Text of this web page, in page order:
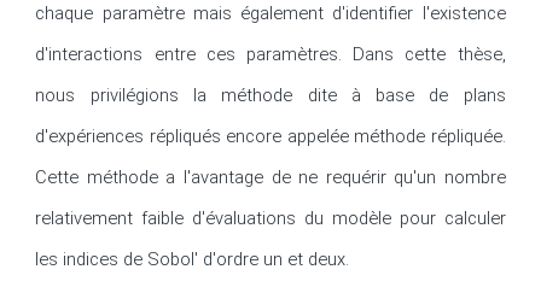
chaque paramètre mais également d'identifier l'existence
d'interactions entre ces paramètres. Dans cette thèse,
nous privilégions la méthode dite à base de plans
d'expériences répliqués encore appelée méthode répliquée.
Cette méthode a l'avantage de ne requérir qu'un nombre
relativement faible d'évaluations du modèle pour calculer
les indices de Sobol' d'ordre un et deux.